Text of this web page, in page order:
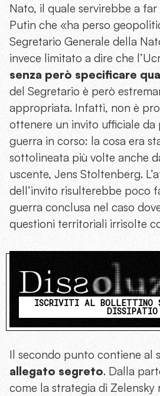
Nato, il quale servirebbe a
Putin che «ha perso
Segretario Generale della
invece limitato a dire che
senza però specificare
del Segretario è però
appropriata. Infatti, non è
ottenere un invito ufficiale
guerra in corso: la cosa era
sottolineata più volte anche
uscente, Jens Stoltenberg.
dell’invito risulterebbe poco
guerra conclusa nel caso
questioni territoriali irrisolte
ISCRIVITI AL BOLLETTINO
DISSIPATIO
Il secondo punto contiene al
allegato segreto. Dalla
come la strategia di Zelensky